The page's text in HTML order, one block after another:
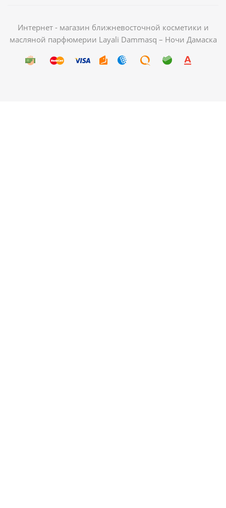
Интернет - магазин ближневосточной косметики и
масляной парфюмерии Layali Dammasq – Ночи Дамаска